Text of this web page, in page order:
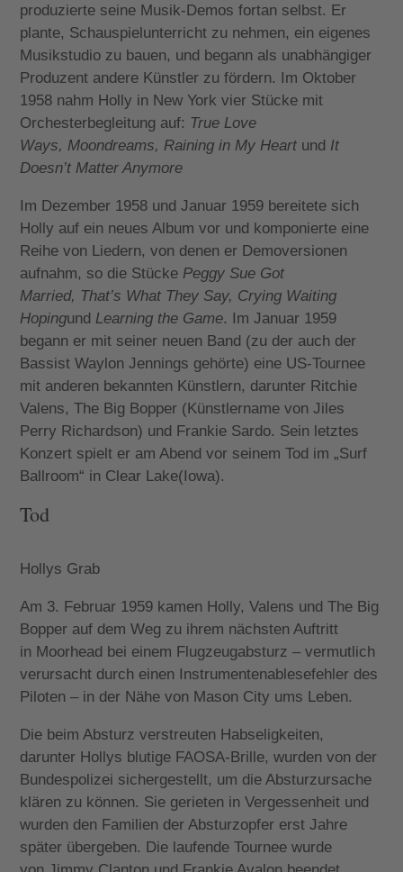
produzierte seine Musik-Demos fortan selbst. Er
plante, Schauspielunterricht zu nehmen, ein eigenes
Musikstudio zu bauen, und begann als unabhängiger
Produzent andere Künstler zu fördern. Im Oktober
1958 nahm Holly in New York vier Stücke mit
Orchesterbegleitung auf: True Love
Ways, Moondreams, Raining in My Heart und It
Doesn’t Matter Anymore
Im Dezember 1958 und Januar 1959 bereitete sich
Holly auf ein neues Album vor und komponierte eine
Reihe von Liedern, von denen er Demoversionen
aufnahm, so die Stücke Peggy Sue Got
Married, That’s What They Say, Crying Waiting
Hopingund Learning the Game. Im Januar 1959
begann er mit seiner neuen Band (zu der auch der
Bassist Waylon Jennings gehörte) eine US-Tournee
mit anderen bekannten Künstlern, darunter Ritchie
Valens, The Big Bopper (Künstlername von Jiles
Perry Richardson) und Frankie Sardo. Sein letztes
Konzert spielt er am Abend vor seinem Tod im „Surf
Ballroom“ in Clear Lake(Iowa).
Tod
Hollys Grab
Am 3. Februar 1959 kamen Holly, Valens und The Big
Bopper auf dem Weg zu ihrem nächsten Auftritt
in Moorhead bei einem Flugzeugabsturz – vermutlich
verursacht durch einen Instrumentenablesefehler des
Piloten – in der Nähe von Mason City ums Leben.
Die beim Absturz verstreuten Habseligkeiten,
darunter Hollys blutige FAOSA-Brille, wurden von der
Bundespolizei sichergestellt, um die Absturzursache
klären zu können. Sie gerieten in Vergessenheit und
wurden den Familien der Absturzopfer erst Jahre
später übergeben. Die laufende Tournee wurde